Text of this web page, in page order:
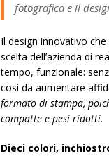
fotografica e il
Il design innovativo
scelta dell’azienda di
tempo, funzionale:
così da aumentare
formato di stampa,
compatte e pesi ridotti.
Dieci colori,